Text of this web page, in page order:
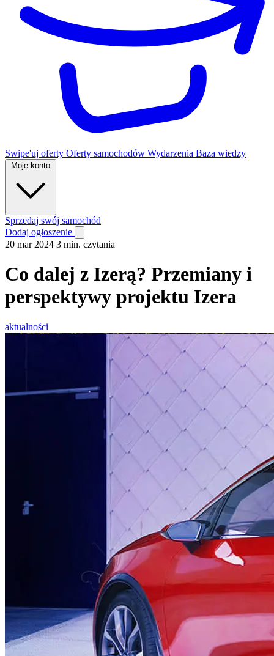
Swipe'uj oferty Oferty samochodów Wydarzenia Baza wiedzy
Moje konto
Sprzedaj swój samochód
Dodaj ogłoszenie
20 mar 2024 3 min. czytania
Co dalej z Izerą? Przemiany i
perspektywy projektu Izera
aktualności